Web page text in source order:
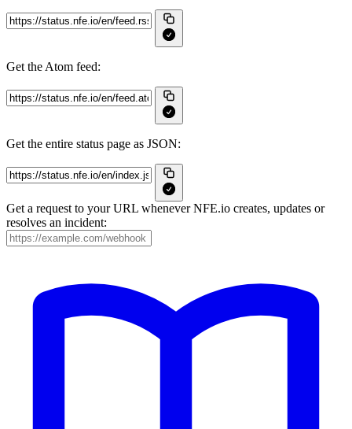
Get the Atom feed:
Get the entire status page as JSON:
Get a request to your URL whenever NFE.io creates, updates or
resolves an incident: